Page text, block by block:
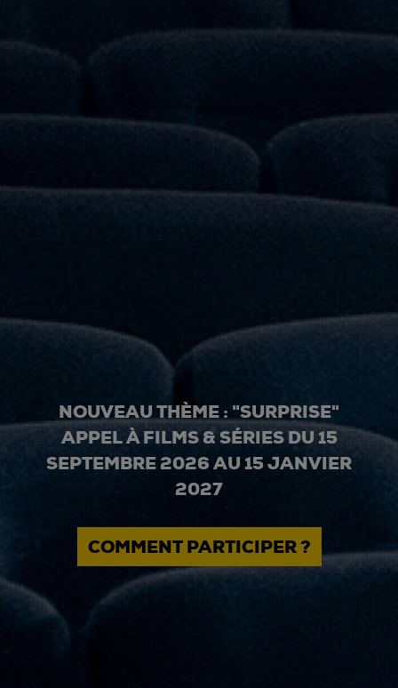
NOUVEAU THÈME : "SURPRISE"
APPEL À FILMS & SÉRIES DU 15
SEPTEMBRE 2026 AU 15 JANVIER
2027
COMMENT PARTICIPER ?